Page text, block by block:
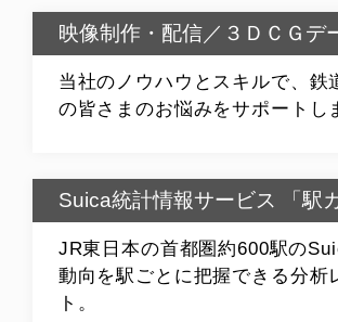
映像制作・配信／３ＤＣＧデ
当社のノウハウとスキルで、鉄
の皆さまのお悩みをサポートし
Suica統計情報サービス 「駅
JR東日本の首都圏約600駅の
動向を駅ごとに把握できる分析
ト。